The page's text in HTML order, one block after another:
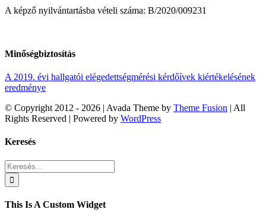
A képző nyilvántartásba vételi száma: B/2020/009231
Minőségbiztosítás
A 2019. évi hallgatói elégedettségmérési kérdőívek kiértékelésének
eredménye
© Copyright 2012 - 2026 | Avada Theme by Theme Fusion | All
Rights Reserved | Powered by WordPress
Toggle
Bar
Area
Keresés
Keresés...
This Is A Custom Widget